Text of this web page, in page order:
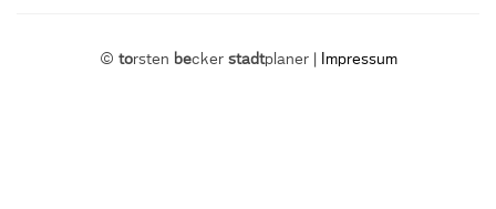
© torsten becker stadtplaner | Impressum